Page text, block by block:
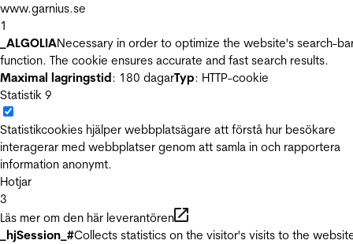
www.garnius.se
1
_ALGOLIANecessary in order to optimize the website's search-
function. The cookie ensures accurate and fast search results.
Maximal lagringstid: 180 dagarTyp: HTTP-cookie
Statistik 9
Statistikcookies hjälper webbplatsägare att förstå hur besökare
interagerar med webbplatser genom att samla in och rapportera
information anonymt.
Hotjar
3
Läs mer om den här leverantören
_hjSession_#Collects statistics on the visitor's visits to the